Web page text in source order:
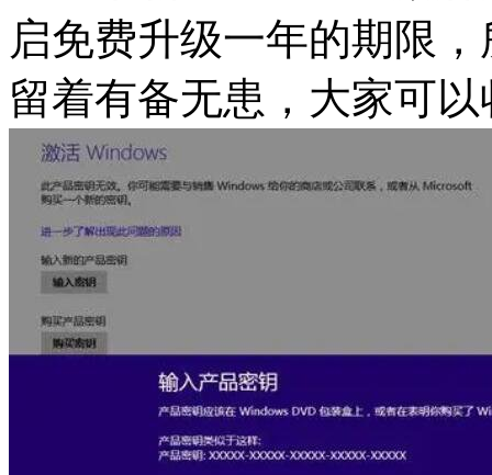
启免费升级一年的期限
留着有备无患，大家可